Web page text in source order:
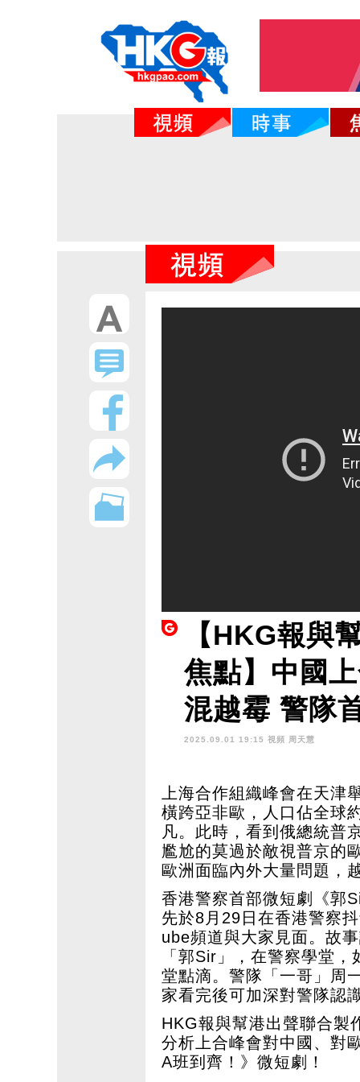
【HKG報與
焦點】中國
混越霉 警隊
e 9.2有得睇
2025.09.01 19:15 視頻 周天慧
上海合作組織峰會在天津
橫跨亞非歐，人口佔全球
凡。此時，看到俄總統普
尷尬的莫過於敵視普京的
歐洲面臨內外大量問題，
香港警察首部微短劇《郭
先於8月29日在香港警察
ube頻道與大家見面。故
「郭Sir」，在警察學堂
堂點滴。警隊「一哥」周
家看完後可加深對警隊認
HKG報與幫港出聲聯合製
分析上合峰會對中國、對
A班到齊！》微短劇！